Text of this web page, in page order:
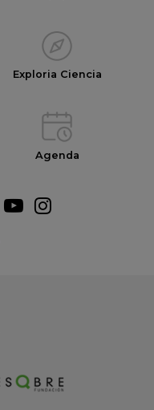
Exploria Ciencia
Agenda